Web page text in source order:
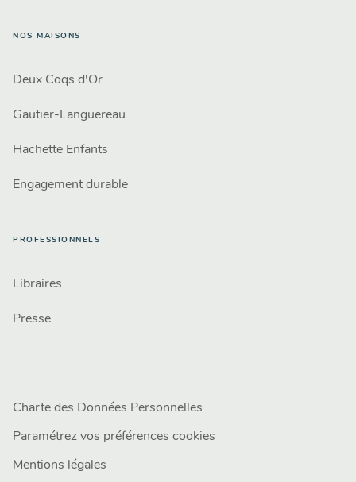
NOS MAISONS
Deux Coqs d'Or
Gautier-Languereau
Hachette Enfants
Engagement durable
PROFESSIONNELS
Libraires
Presse
Charte des Données Personnelles
Paramétrez vos préférences cookies
Mentions légales